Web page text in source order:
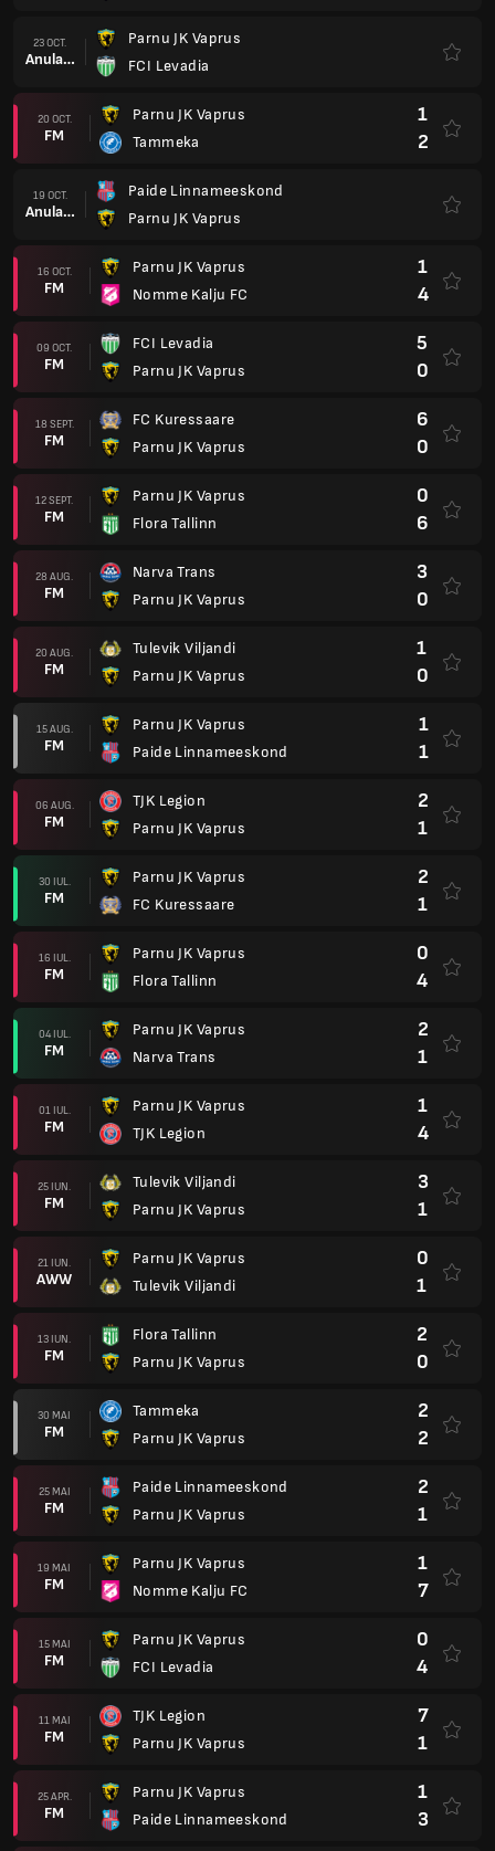
23 OCT.
Anulare
Parnu JK Vaprus
FCI Levadia
20 OCT.
FM
Parnu JK Vaprus
Tammeka
1
2
19 OCT.
Anulare
Paide Linnameeskond
Parnu JK Vaprus
16 OCT.
FM
Parnu JK Vaprus
Nomme Kalju FC
1
4
09 OCT.
FM
FCI Levadia
Parnu JK Vaprus
5
0
18 SEPT.
FM
FC Kuressaare
Parnu JK Vaprus
6
0
12 SEPT.
FM
Parnu JK Vaprus
Flora Tallinn
0
6
28 AUG.
FM
Narva Trans
Parnu JK Vaprus
3
0
20 AUG.
FM
Tulevik Viljandi
Parnu JK Vaprus
1
0
15 AUG.
FM
Parnu JK Vaprus
Paide Linnameeskond
1
1
06 AUG.
FM
TJK Legion
Parnu JK Vaprus
2
1
30 IUL.
FM
Parnu JK Vaprus
FC Kuressaare
2
1
16 IUL.
FM
Parnu JK Vaprus
Flora Tallinn
0
4
04 IUL.
FM
Parnu JK Vaprus
Narva Trans
2
1
01 IUL.
FM
Parnu JK Vaprus
TJK Legion
1
4
25 IUN.
FM
Tulevik Viljandi
Parnu JK Vaprus
3
1
21 IUN.
AWW
Parnu JK Vaprus
Tulevik Viljandi
0
1
13 IUN.
FM
Flora Tallinn
Parnu JK Vaprus
2
0
30 MAI
FM
Tammeka
Parnu JK Vaprus
2
2
25 MAI
FM
Paide Linnameeskond
Parnu JK Vaprus
2
1
19 MAI
FM
Parnu JK Vaprus
Nomme Kalju FC
1
7
15 MAI
FM
Parnu JK Vaprus
FCI Levadia
0
4
11 MAI
FM
TJK Legion
Parnu JK Vaprus
7
1
25 APR.
FM
Parnu JK Vaprus
Paide Linnameeskond
1
3